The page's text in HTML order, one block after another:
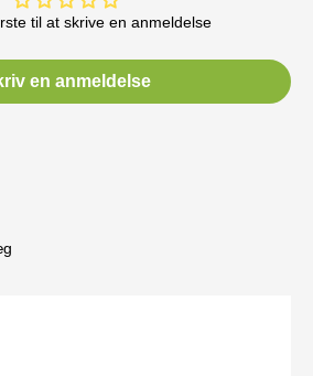
til at skrive en anmeldelse
en anmeldelse